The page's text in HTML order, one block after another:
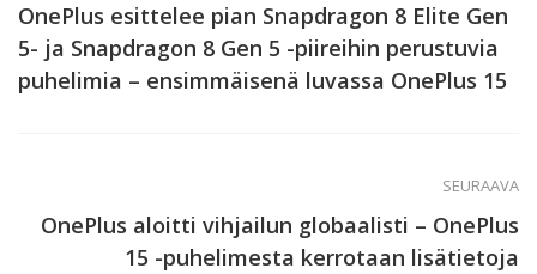
OnePlus esittelee pian Snapdragon 8 Elite Gen
5- ja Snapdragon 8 Gen 5 -piireihin perustuvia
puhelimia – ensimmäisenä luvassa OnePlus 15
SEURAAVA
OnePlus aloitti vihjailun globaalisti – OnePlus
15 -puhelimesta kerrotaan lisätietoja